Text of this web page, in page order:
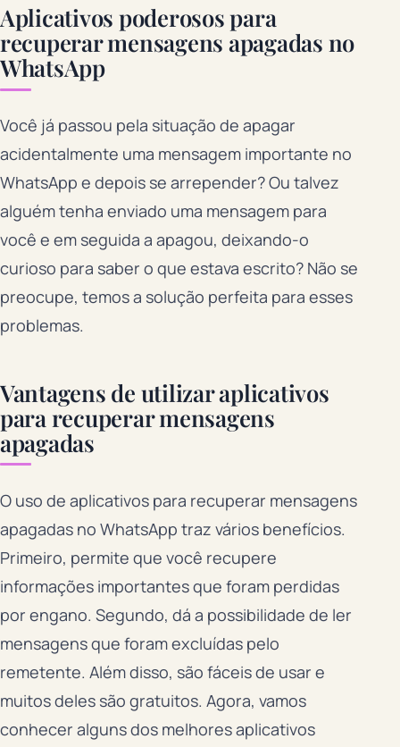
Aplicativos poderosos para
recuperar mensagens apagadas no
WhatsApp
Você já passou pela situação de apagar
acidentalmente uma mensagem importante no
WhatsApp e depois se arrepender? Ou talvez
alguém tenha enviado uma mensagem para
você e em seguida a apagou, deixando-o
curioso para saber o que estava escrito? Não se
preocupe, temos a solução perfeita para esses
problemas.
Vantagens de utilizar aplicativos
para recuperar mensagens
apagadas
O uso de aplicativos para recuperar mensagens
apagadas no WhatsApp traz vários benefícios.
Primeiro, permite que você recupere
informações importantes que foram perdidas
por engano. Segundo, dá a possibilidade de ler
mensagens que foram excluídas pelo
remetente. Além disso, são fáceis de usar e
muitos deles são gratuitos. Agora, vamos
conhecer alguns dos melhores aplicativos